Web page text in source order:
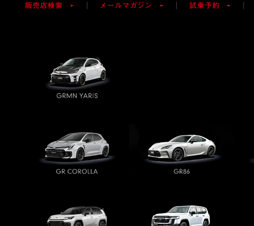
販売店検索 メールマガジン 試乗予約